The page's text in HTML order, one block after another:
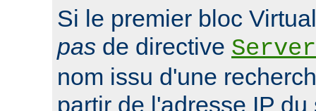
Si le premier bloc
pas de directive
nom issu d'une
partir de l'adresse IP